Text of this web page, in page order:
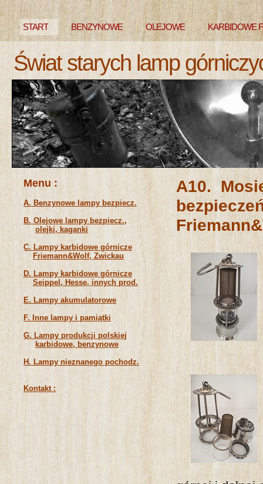
START BENZYNOWE OLEJOWE KARBIDOWE
Świat starych lamp
A10.
Menu :
A. Benzynowe lampy bezpiecz.
B. Olejowe lampy bezpiecz.,
olejki, kaganki
C. Lampy karbidowe górnicze
Friemann&Wolf, Zwickau
D. Lampy karbidowe górnicze
Seippel, Hesse, innych prod.
E. Lampy akumulatorowe
F. Inne lampy i pamiątki
G. Lampy produkcji polskiej
karbidowe, benzynowe
H. Lampy nieznanego pochodz.
Kontakt :